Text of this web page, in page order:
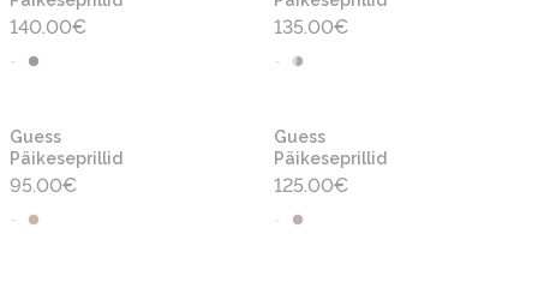
140.00€
-
135.00€
-
Guess
Päikeseprillid
95.00€
-
Guess
Päikeseprillid
125.00€
-